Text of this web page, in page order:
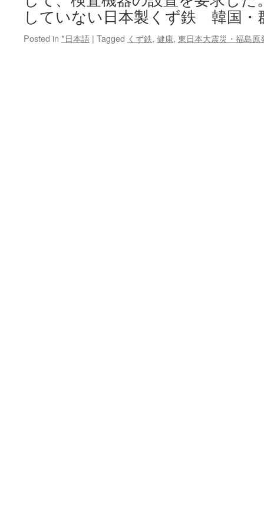
していない日本製くず鉄 韓国・
Posted in *日本語 | Tagged くず鉄, 健康, 東日本大震災・福島原